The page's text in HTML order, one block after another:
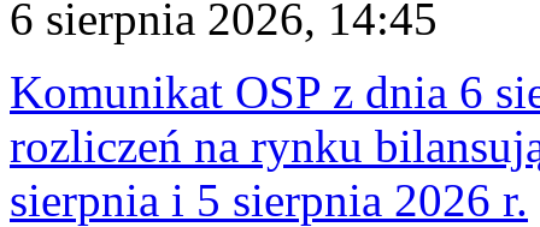
6 sierpnia 2026, 14:45
Komunikat OSP z dnia 6
rozliczeń na rynku
sierpnia i 5 sierpnia 2026 r.